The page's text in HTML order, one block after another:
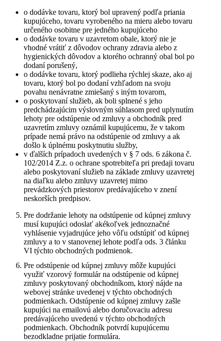
o dodávke tovaru, ktorý bol upravený podľa priania
kupujúceho, tovaru vyrobeného na mieru alebo tovaru
určeného osobitne pre jedného kupujúceho
o dodávke tovaru v uzavretom obale, ktorý nie je
vhodné vrátiť z dôvodov ochrany zdravia alebo z
hygienických dôvodov a ktorého ochranný obal bol po
dodaní porušený,
o dodávke tovaru, ktorý podlieha rýchlej skaze, ako aj
tovaru, ktorý bol po dodaní vzhľadom na svoju
povahu nenávratne zmiešaný s iným tovarom,
o poskytovaní služieb, ak boli splnené s jeho
predchádzajúcim výslovným súhlasom pred uplynutím
lehoty pre odstúpenie od zmluvy a obchodník pred
uzavretím zmluvy oznámil kupujúcemu, že v takom
prípade nemá právo na odstúpenie od zmluvy a ak
došlo k úplnému poskytnutiu služby,
v ďalších prípadoch uvedených v § 7 ods. 6 zákona č.
102/2014 Z.z. o ochrane spotrebiteľa pri predaji tovaru
alebo poskytovaní služieb na základe zmluvy uzavretej
na diaľku alebo zmluvy uzavretej mimo
prevádzkových priestorov predávajúceho v znení
neskorších predpisov.
Pre dodržanie lehoty na odstúpenie od kúpnej zmluvy
musí kupujúci odoslať akékoľvek jednoznačné
vyhlásenie vyjadrujúce jeho vôľu odstúpiť od kúpnej
zmluvy a to v stanovenej lehote podľa ods. 3 článku
VI týchto obchodných podmienok.
Pre odstúpenie od kúpnej zmluvy môže kupujúci
využiť vzorový formulár na odstúpenie od kúpnej
zmluvy poskytovaný obchodníkom, ktorý nájde na
webovej stránke uvedenej v týchto obchodných
podmienkach. Odstúpenie od kúpnej zmluvy zašle
kupujúci na emailovú alebo doručovaciu adresu
predávajúceho uvedenú v týchto obchodných
podmienkach. Obchodník potvrdí kupujúcemu
bezodkladne prijatie formulára.